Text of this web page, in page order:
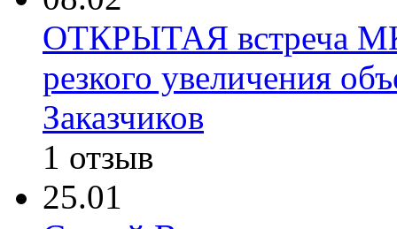
ОТКРЫТАЯ встреча
резкого увеличения
Заказчиков
1 отзыв
25.01